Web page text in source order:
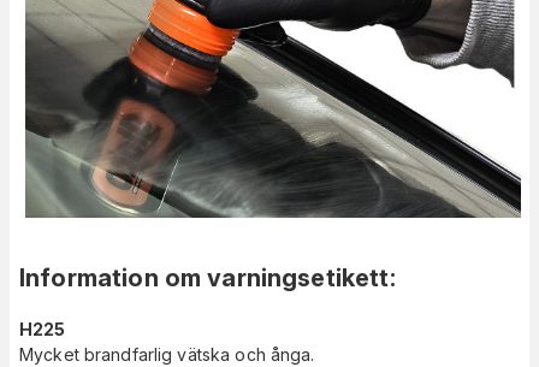
Information om varningsetikett:
H225
Mycket brandfarlig vätska och ånga.